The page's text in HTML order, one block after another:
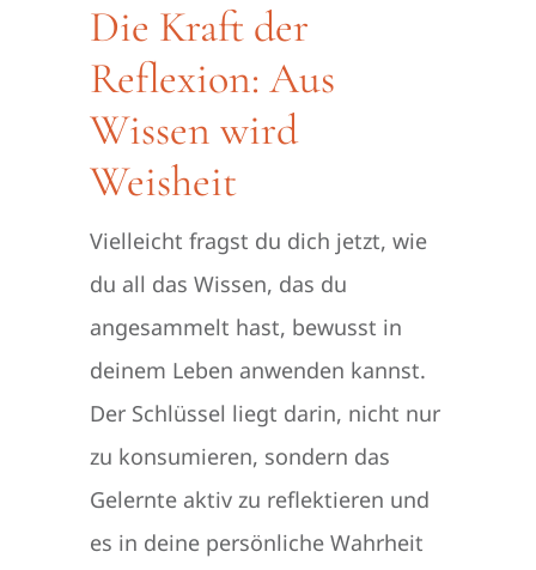
Die Kraft der
Reflexion: Aus
Wissen wird
Weisheit
Vielleicht fragst du dich jetzt, wie
du all das Wissen, das du
angesammelt hast, bewusst in
deinem Leben anwenden kannst.
Der Schlüssel liegt darin, nicht nur
zu konsumieren, sondern das
Gelernte aktiv zu reflektieren und
es in deine persönliche Wahrheit